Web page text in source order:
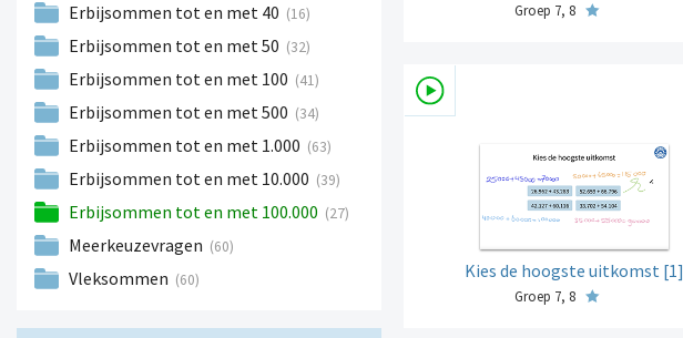
Erbijsommen tot en met 40 (16)
Erbijsommen tot en met 50 (32)
Erbijsommen tot en met 100 (41)
Erbijsommen tot en met 500 (34)
Erbijsommen tot en met 1.000 (63)
Erbijsommen tot en met 10.000 (39)
Erbijsommen tot en met 100.000 (27)
Meerkeuzevragen (60)
Vleksommen (60)
Groep 7, 8
Kies de hoogste uitkomst [1]
Groep 7, 8